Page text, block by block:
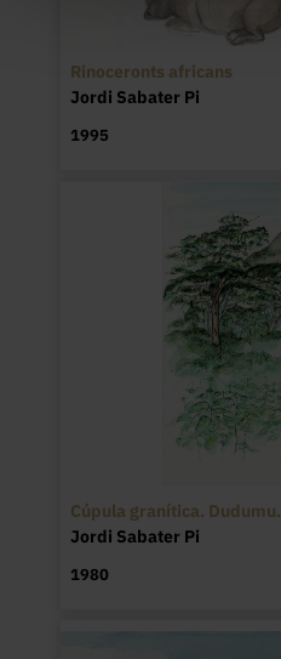
Rinoceronts africans
Jordi Sabater Pi
1995
Cúpula granítica. Dudumu.
Jordi Sabater Pi
1980